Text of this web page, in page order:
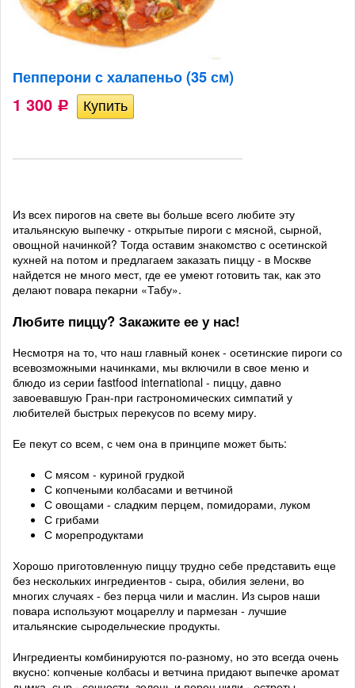
Пепперони с халапеньо (35 см)
1 300 Р
Из всех пирогов на свете вы больше всего любите эту
итальянскую выпечку - открытые пироги с мясной, сырной,
овощной начинкой? Тогда оставим знакомство с осетинской
кухней на потом и предлагаем заказать пиццу - в Москве
найдется не много мест, где ее умеют готовить так, как это
делают повара пекарни «Табу».
Любите пиццу? Закажите ее у нас!
Несмотря на то, что наш главный конек - осетинские пироги со
всевозможными начинками, мы включили в свое меню и
блюдо из серии fastfood international - пиццу, давно
завоевавшую Гран-при гастрономических симпатий у
любителей быстрых перекусов по всему миру.
Ее пекут со всем, с чем она в принципе может быть:
С мясом - куриной грудкой
С копчеными колбасами и ветчиной
С овощами - сладким перцем, помидорами, луком
С грибами
С морепродуктами
Хорошо приготовленную пиццу трудно себе представить еще
без нескольких ингредиентов - сыра, обилия зелени, во
многих случаях - без перца чили и маслин. Из сыров наши
повара используют моцареллу и пармезан - лучшие
итальянские сыродельческие продукты.
Ингредиенты комбинируются по-разному, но это всегда очень
вкусно: копченые колбасы и ветчина придают выпечке аромат